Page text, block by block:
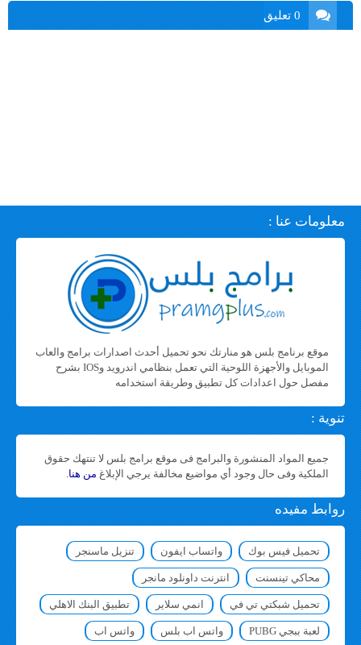
0 تعليق
معلومات عنا :
موقع برنامج بلس هو منارتك نحو تحميل أحدث اصدارات برامج والعاب
الموبايل والأجهزة اللوحية التي تعمل بنظامي اندرويد وIOS بشرح
مفصل حول اعدادات كل تطبيق وطريقة استخدامه
تنوية :
جميع المواد المنشورة والبرامج فى موقع برامج بلس لا تنتهك حقوق
الملكية وفى حال وجود أي مواضيع مخالفة يرجي الإبلاغ من هنا.
روابط مفيده
تحميل فيس بوك واتساب ايفون تنزيل ماسنجر
محاكي تينسنت انترنت داونلود مانجر
تحميل شبكتي تي في انمي سلاير تطبيق البنك الاهلي
لعبة ببجي PUBG واتس اب بلس واتس اب